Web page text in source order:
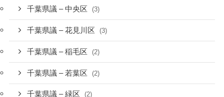
千葉県議 – 中央区 (3)
千葉県議 – 花見川区 (3)
千葉県議 – 稲毛区 (2)
千葉県議 – 若葉区 (2)
千葉県議 – 緑区 (2)